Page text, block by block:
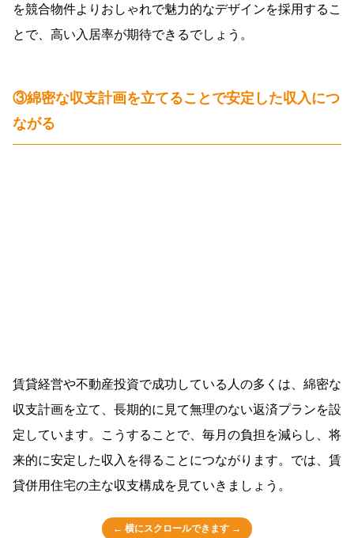
を競合物件よりおしゃれで魅力的なデザインを採用するこ
とで、高い入居率が期待できるでしょう。
③綿密な収支計画を立てることで安定した収入につ
ながる
賃貸経営や不動産投資で成功している人の多くは、綿密な
収支計画を立て、長期的に見て無理のない返済プランを設
定しています。こうすることで、毎月の負担を減らし、将
来的に安定した収入を得ることにつながります。では、賃
貸併用住宅の主な収支構成を見ていきましょう。